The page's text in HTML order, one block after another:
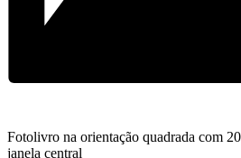
Fotolivro na orientação quadrada com
janela central